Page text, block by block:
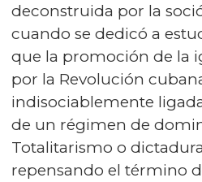
deconstruida por la
cuando se dedicó a
que la promoción de la
por la Revolución
indisociablemente
de un régimen de
Totalitarismo o
repensando el término